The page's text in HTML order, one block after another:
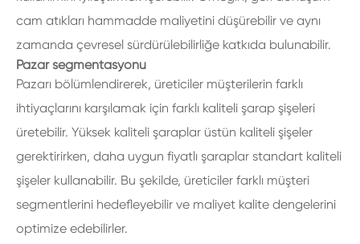
cam atıkları hammadde maliyetini düşürebilir ve aynı
zamanda çevresel sürdürülebilirliğe katkıda bulunabilir.
Pazar segmentasyonu
Pazarı bölümlendirerek, üreticiler müşterilerin farklı
ihtiyaçlarını karşılamak için farklı kaliteli şarap şişeleri
üretebilir. Yüksek kaliteli şaraplar üstün kaliteli şişeler
gerektirirken, daha uygun fiyatlı şaraplar standart kaliteli
şişeler kullanabilir. Bu şekilde, üreticiler farklı müşteri
segmentlerini hedefleyebilir ve maliyet kalite dengelerini
optimize edebilirler.